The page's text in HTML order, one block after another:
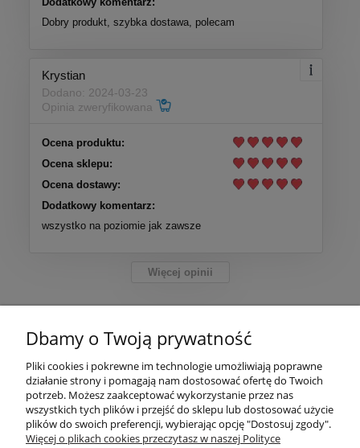
Dobry produkt, szybka dostawa, polecam
Krystian
Dodano: 2024-03-23
Opinia zweryfikowana
Ocena produktu:
Ocena sklepu:
Ocena dostawy:
Dodatkowy komentarz:
wszystko na poziomie jak zawsze
Więcej opinii
Pomoc
Moje konto
Dbamy o Twoją prywatność
Pliki cookies i pokrewne im technologie umożliwiają poprawne
działanie strony i pomagają nam dostosować ofertę do Twoich
potrzeb. Możesz zaakceptować wykorzystanie przez nas
wszystkich tych plików i przejść do sklepu lub dostosować użycie
plików do swoich preferencji, wybierając opcję "Dostosuj zgody".
Więcej o plikach cookies przeczytasz w naszej Polityce